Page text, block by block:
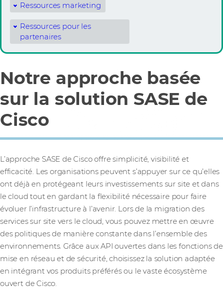
Ressources marketing
Ressources pour les
partenaires
Notre approche basée
sur la solution SASE de
Cisco
L’approche SASE de Cisco offre simplicité, visibilité et
efficacité. Les organisations peuvent s’appuyer sur ce qu’elles
ont déjà en protégeant leurs investissements sur site et dans
le cloud tout en gardant la flexibilité nécessaire pour faire
évoluer l’infrastructure à l’avenir. Lors de la migration des
services sur site vers le cloud, vous pouvez mettre en œuvre
des politiques de manière constante dans l’ensemble des
environnements. Grâce aux API ouvertes dans les fonctions de
mise en réseau et de sécurité, choisissez la solution adaptée
en intégrant vos produits préférés ou le vaste écosystème
ouvert de Cisco.